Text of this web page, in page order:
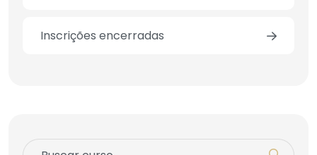
Inscrições encerradas